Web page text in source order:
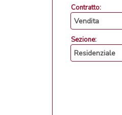
Contratto:
Sezione: